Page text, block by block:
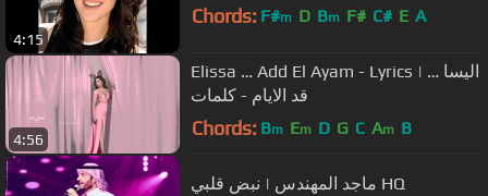
4:15
Chords: F#m D Bm F# C# E A
4:56
Elissa … Add El Ayam - Lyrics | اليسا …
قد الايام - كلمات
Chords: Bm Em D G C Am B
ماجد المهندس | نبض قلبي HQ